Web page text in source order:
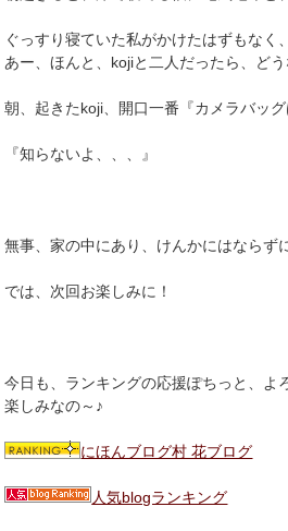
ぐっすり寝ていた私がかけたはずもなく
あー、ほんと、kojiと二人だったら、どう
朝、起きたkoji、開口一番『カメラバッグ
『知らないよ、、、』
無事、家の中にあり、けんかにはならず
では、次回お楽しみに！
今日も、ランキングの応援ぽちっと、よ
楽しみなの～♪
にほんブログ村 花ブログ
人気blogランキング